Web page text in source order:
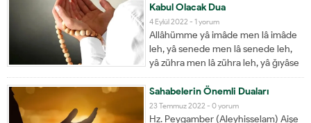
Kabul Olacak Dua
4 Eylül 2022 - 1 yorum
Allâhümme yâ imâde men lâ imâde
leh, yâ senede men lâ senede leh,
yâ zühra men lâ zühra leh, yâ ğıyâse
men lâ ğıyâse leh, yâ kerîmel afvi
yâ hasenettecâvuzi yâ kâşifel belâi
yâ azîmerracâi yâ avnedduafâi yâ
munqizel ğarqâ yâ münciyel helkâ yâ
Sahabelerin Önemli Duaları
23 Temmuz 2022 - 0 yorum
Hz. Peygamber (Aleyhisselam) Aişe